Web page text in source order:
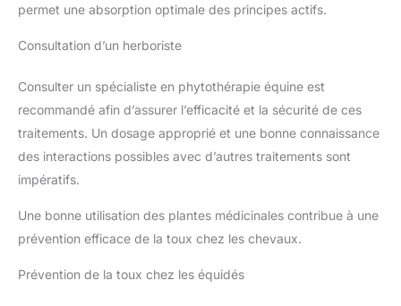
permet une absorption optimale des principes actifs.
Consultation d’un herboriste
Consulter un spécialiste en phytothérapie équine est
recommandé afin d’assurer l’efficacité et la sécurité de ces
traitements. Un dosage approprié et une bonne connaissance
des interactions possibles avec d’autres traitements sont
impératifs.
Une bonne utilisation des plantes médicinales contribue à une
prévention efficace de la toux chez les chevaux.
Prévention de la toux chez les équidés